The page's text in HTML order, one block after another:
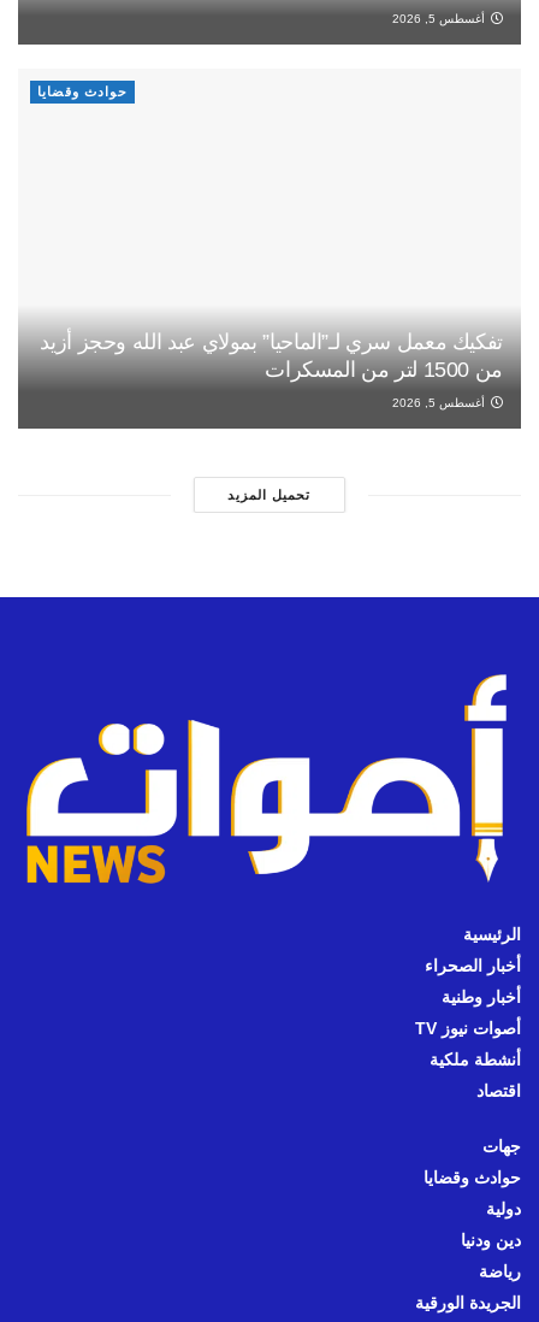
أغسطس 5, 2026
حوادث وقضايا
تفكيك معمل سري لـ”الماحيا” بمولاي عبد الله وحجز أزيد
من 1500 لتر من المسكرات
أغسطس 5, 2026
تحميل المزيد
الرئيسية
أخبار الصحراء
أخبار وطنية
أصوات نيوز TV
أنشطة ملكية
اقتصاد
جهات
حوادث وقضايا
دولية
دين ودنيا
رياضة
الجريدة الورقية